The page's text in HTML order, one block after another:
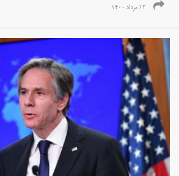
۱۳ مرداد ۱۴۰۰